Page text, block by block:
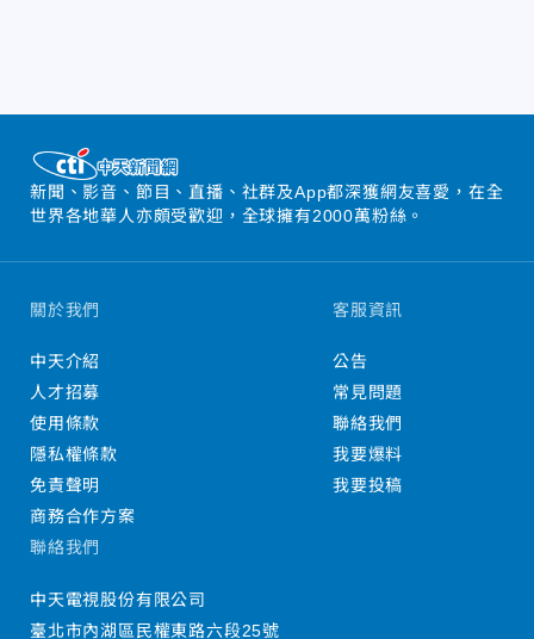
新聞、影音、節目、直播、社群及App都深獲網友喜愛，在全
世界各地華人亦頗受歡迎，全球擁有2000萬粉絲。
關於我們
中天介紹
人才招募
使用條款
隱私權條款
免責聲明
商務合作方案
客服資訊
公告
常見問題
聯絡我們
我要爆料
我要投稿
聯絡我們
中天電視股份有限公司
臺北市內湖區民權東路六段25號